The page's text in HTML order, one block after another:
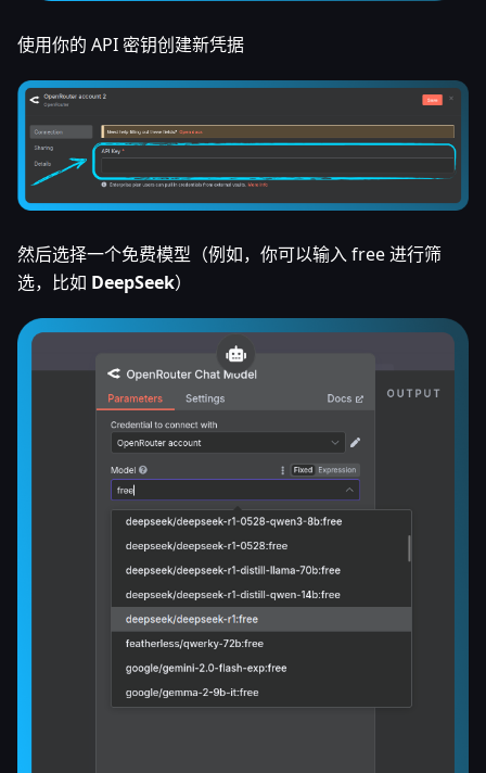
使用你的 API 密钥创建新凭据
然后选择一个免费模型（例如，你可以输入 free 进行筛
选，比如 DeepSeek）